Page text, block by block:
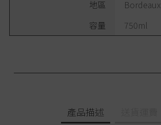
地區
Bordeaux
容量
750ml
產品描述